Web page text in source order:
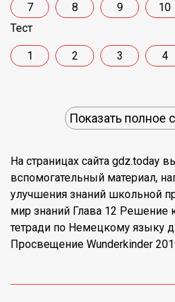
7 8 9
10
Тест
1 2 3 4
Показать полное
На страницах сайта gdz.today
вспомогательный материал,
улучшения знаний школьной
мир знаний Глава 12 Решение
тетради по Немецкому языку
Просвещение Wunderkinder